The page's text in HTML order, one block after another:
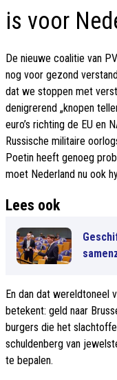
is voor
De nieuwe coalitie van
nog voor gezond
dat we stoppen met
denigrerend „knopen
euro’s richting de EU en
Russische militaire
Poetin heeft genoeg
moet Nederland nu ook
Lees ook
En dan dat wereldtoneel
betekent: geld naar
burgers die het
schuldenberg van
te bepalen.